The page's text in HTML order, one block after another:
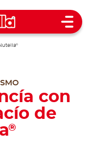
Open
®
con
de
®